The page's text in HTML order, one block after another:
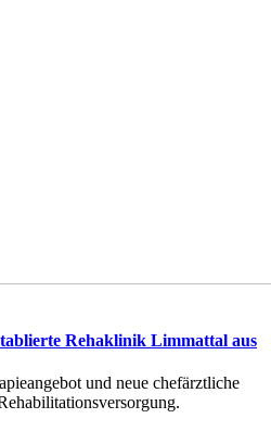
Rehaklinik Limmattal aus
und neue chefärztliche